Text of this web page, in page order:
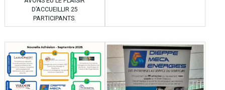
D’ACCUEILLIR 25
PARTICIPANTS.